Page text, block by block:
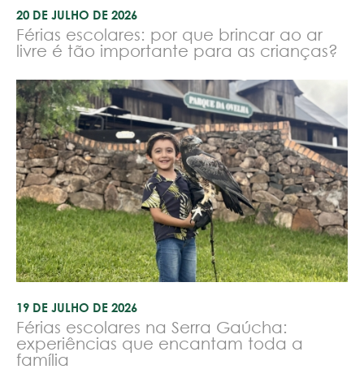
20 DE JULHO DE 2026
Férias escolares: por que brincar ao ar
livre é tão importante para as crianças?
19 DE JULHO DE 2026
Férias escolares na Serra Gaúcha:
experiências que encantam toda a
família